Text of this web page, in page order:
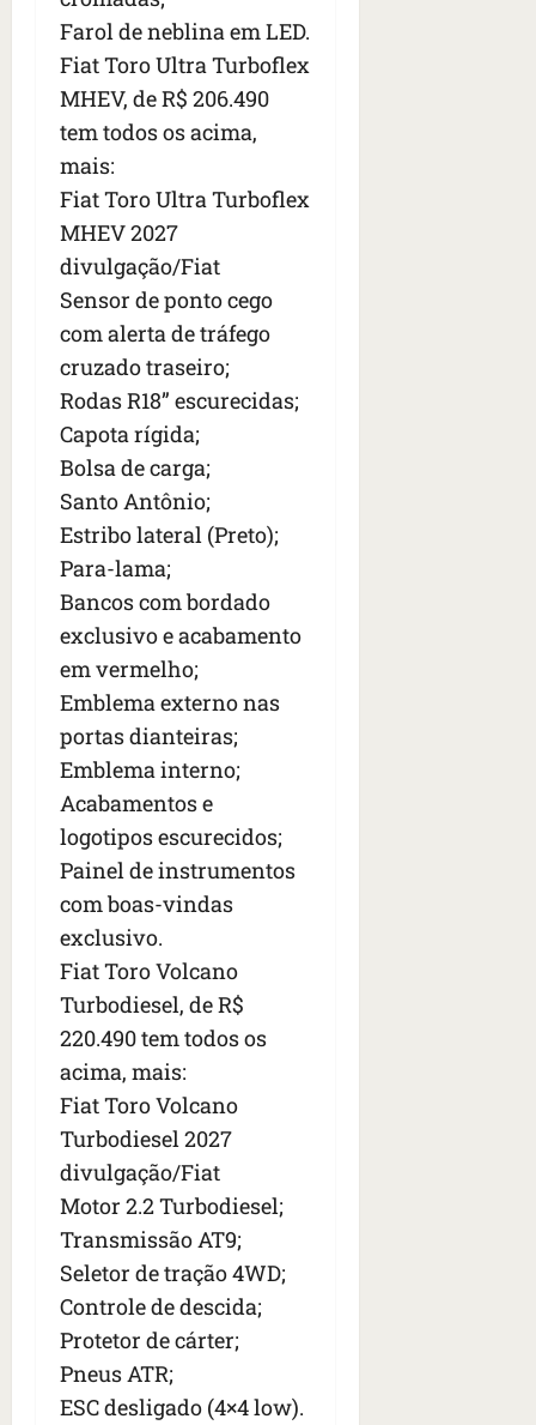
Farol de neblina em LED.
Fiat Toro Ultra Turboflex
MHEV, de R$ 206.490
tem todos os acima,
mais:
Fiat Toro Ultra Turboflex
MHEV 2027
divulgação/Fiat
Sensor de ponto cego
com alerta de tráfego
cruzado traseiro;
Rodas R18” escurecidas;
Capota rígida;
Bolsa de carga;
Santo Antônio;
Estribo lateral (Preto);
Para-lama;
Bancos com bordado
exclusivo e acabamento
em vermelho;
Emblema externo nas
portas dianteiras;
Emblema interno;
Acabamentos e
logotipos escurecidos;
Painel de instrumentos
com boas-vindas
exclusivo.
Fiat Toro Volcano
Turbodiesel, de R$
220.490 tem todos os
acima, mais:
Fiat Toro Volcano
Turbodiesel 2027
divulgação/Fiat
Motor 2.2 Turbodiesel;
Transmissão AT9;
Seletor de tração 4WD;
Controle de descida;
Protetor de cárter;
Pneus ATR;
ESC desligado (4×4 low).